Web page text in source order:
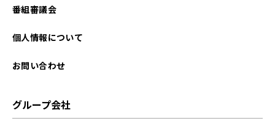
2025年08月
2025年05月
番組審議会
個人情報について
お問い合わせ
グループ会社